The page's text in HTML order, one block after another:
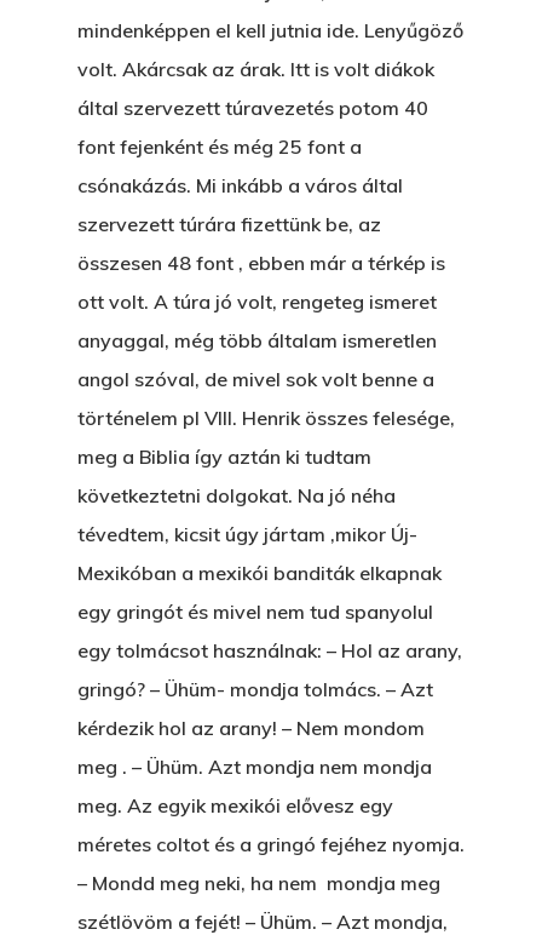
mindenképpen el kell jutnia ide. Lenyűgöző
volt. Akárcsak az árak. Itt is volt diákok
által szervezett túravezetés potom 40
font fejenként és még 25 font a
csónakázás. Mi inkább a város által
szervezett túrára fizettünk be, az
összesen 48 font , ebben már a térkép is
ott volt. A túra jó volt, rengeteg ismeret
anyaggal, még több általam ismeretlen
angol szóval, de mivel sok volt benne a
történelem pl VIII. Henrik összes felesége,
meg a Biblia így aztán ki tudtam
következtetni dolgokat. Na jó néha
tévedtem, kicsit úgy jártam ,mikor Új-
Mexikóban a mexikói banditák elkapnak
egy gringót és mivel nem tud spanyolul
egy tolmácsot használnak: – Hol az arany,
gringó? – Ühüm- mondja tolmács. – Azt
kérdezik hol az arany! – Nem mondom
meg . – Ühüm. Azt mondja nem mondja
meg. Az egyik mexikói elővesz egy
méretes coltot és a gringó fejéhez nyomja.
– Mondd meg neki, ha nem mondja meg
szétlövöm a fejét! – Ühüm. – Azt mondja,